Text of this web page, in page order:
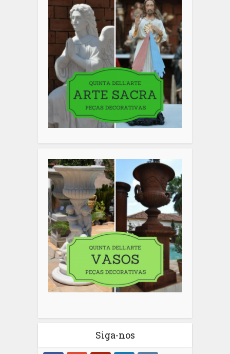
Siga-nos